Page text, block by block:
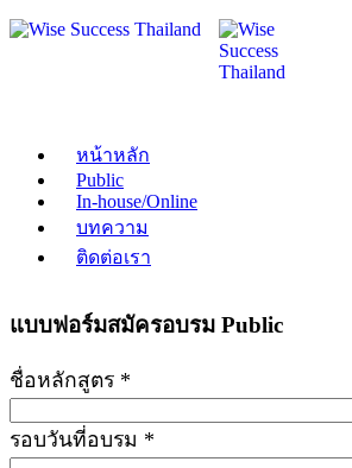
หน้าหลัก
Public
In-house/Online
บทความ
ติดต่อเรา
แบบฟอร์มสมัครอบรม Public
ชื่อหลักสูตร *
รอบวันที่อบรม *